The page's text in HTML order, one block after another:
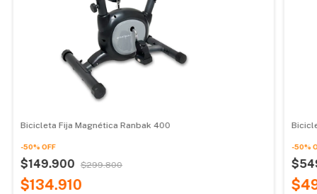
Bicicleta Fija Magnética Ranbak 400
-50% OFF
$149.900 $299.800
$134.910
-50%